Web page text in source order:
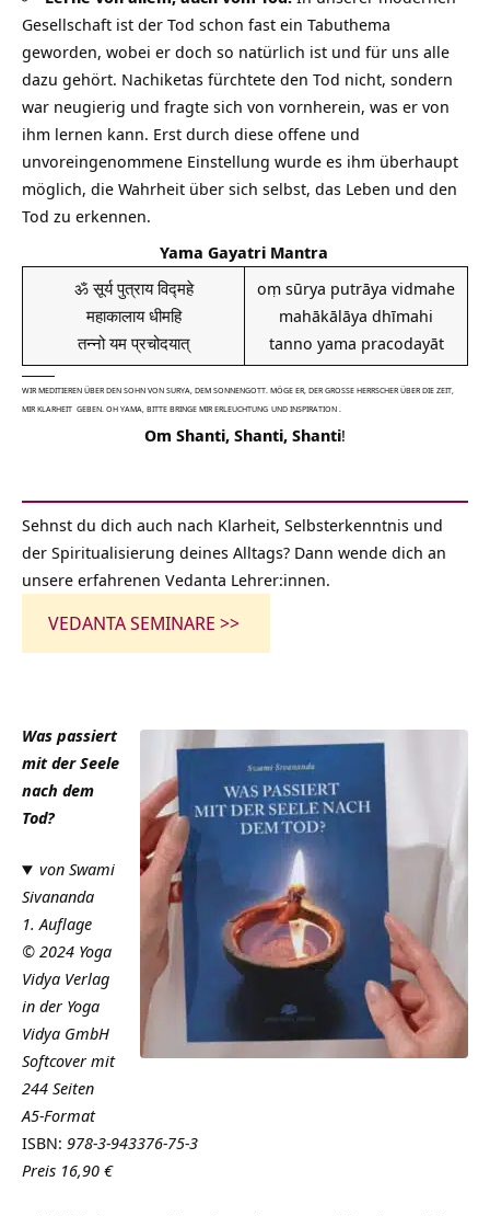
Gesellschaft ist der Tod schon fast ein Tabuthema
geworden, wobei er doch so natürlich ist und für uns alle
dazu gehört. Nachiketas fürchtete den Tod nicht, sondern
war neugierig und fragte sich von vornherein, was er von
ihm lernen kann. Erst durch diese offene und
unvoreingenommene Einstellung wurde es ihm überhaupt
möglich, die Wahrheit über sich selbst, das Leben und den
Tod zu erkennen.
Yama Gayatri Mantra
ॐ सूर्य पुत्राय विद्महे
महाकालाय धीमहि
तन्नो यम प्रचोदयात्
oṃ sūrya putrāya vidmahe
mahākālāya dhīmahi
tanno yama pracodayāt
WIR MEDITIEREN ÜBER DEN SOHN VON SURYA, DEM SONNENGOTT. MÖGE ER, DER GROSSE HERRSCHER ÜBER DIE ZEIT, M
IR KLARHEIT GEBEN. OH YAMA, BITTE BRINGE MIR ERLEUCHTUNG UND INSPIRATION .
Om Shanti, Shanti, Shanti!
Sehnst du dich auch nach Klarheit, Selbsterkenntnis und
der Spiritualisierung deines Alltags? Dann wende dich an
unsere erfahrenen Vedanta Lehrer:innen.
VEDANTA SEMINARE >>
Was passiert
mit der Seele
nach dem
Tod?
von Swami
Sivananda
1. Auflage
© 2024 Yoga
Vidya Verlag
in der Yoga
Vidya GmbH
Softcover mit
244 Seiten
A5-Format
ISBN: 978-3-943376-75-3
Preis 16,90 €